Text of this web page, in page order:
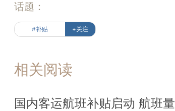
话题：
#补贴 +关注
相关阅读
国内客运航班补贴启动 航班量